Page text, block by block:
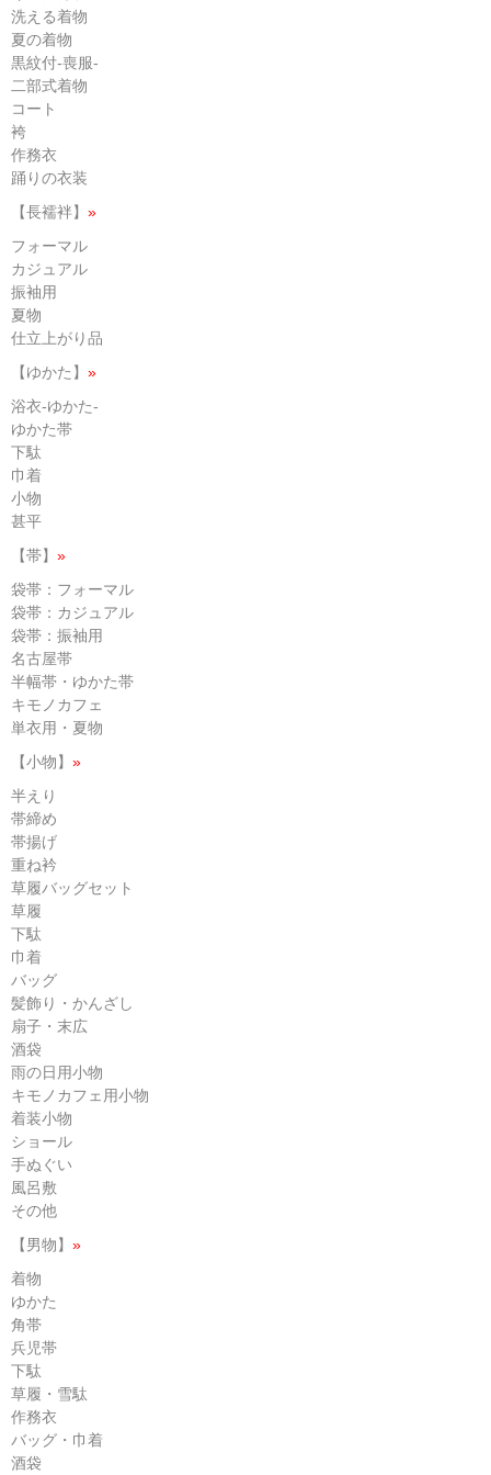
洗える着物
夏の着物
黒紋付-喪服-
二部式着物
コート
袴
作務衣
踊りの衣装
【長襦袢】 »
フォーマル
カジュアル
振袖用
夏物
仕立上がり品
【ゆかた】 »
浴衣-ゆかた-
ゆかた帯
下駄
巾着
小物
甚平
【帯】 »
袋帯：フォーマル
袋帯：カジュアル
袋帯：振袖用
名古屋帯
半幅帯・ゆかた帯
キモノカフェ
単衣用・夏物
【小物】 »
半えり
帯締め
帯揚げ
重ね衿
草履バッグセット
草履
下駄
巾着
バッグ
髪飾り・かんざし
扇子・末広
酒袋
雨の日用小物
キモノカフェ用小物
着装小物
ショール
手ぬぐい
風呂敷
その他
【男物】 »
着物
ゆかた
角帯
兵児帯
下駄
草履・雪駄
作務衣
バッグ・巾着
酒袋